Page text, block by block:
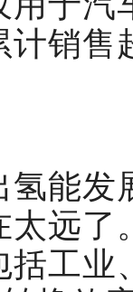
计销售
氢能
太远了
括工业